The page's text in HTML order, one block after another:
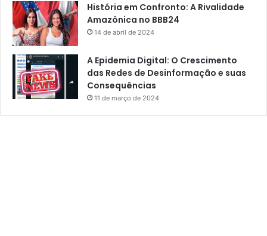
História em Confronto: A Rivalidade
Amazônica no BBB24
14 de abril de 2024
A Epidemia Digital: O Crescimento
das Redes de Desinformação e suas
Consequências
11 de março de 2024